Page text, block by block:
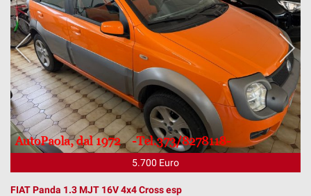
5.700 Euro
FIAT Panda 1.3 MJT 16V 4x4 Cross esp